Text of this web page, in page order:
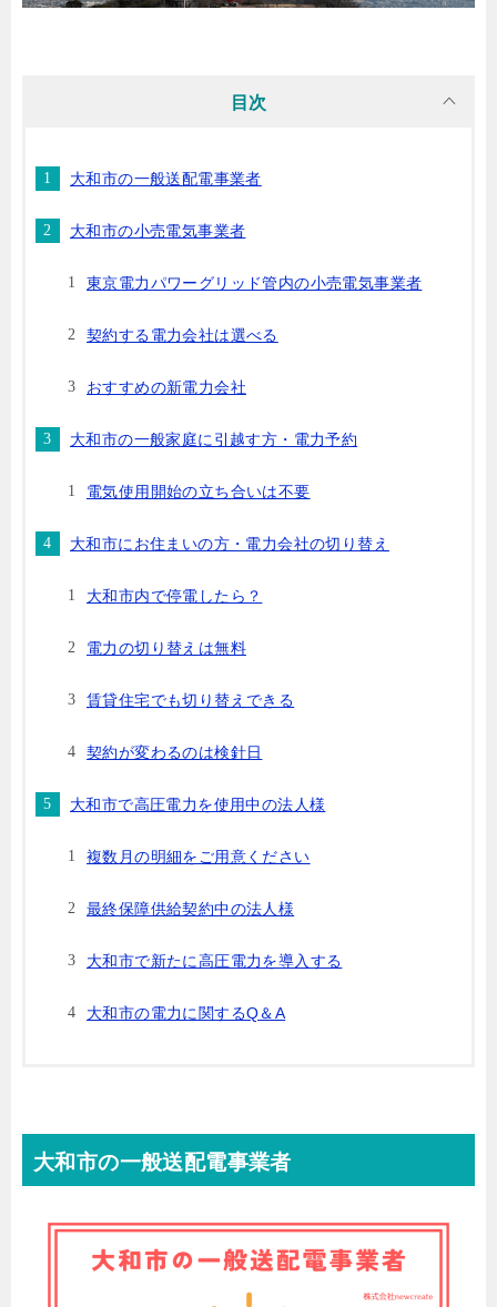
目次
大和市の一般送配電事業者
大和市の小売電気事業者
東京電力パワーグリッド管内の小売電気事業者
契約する電力会社は選べる
おすすめの新電力会社
大和市の一般家庭に引越す方・電力予約
電気使用開始の立ち合いは不要
大和市にお住まいの方・電力会社の切り替え
大和市内で停電したら？
電力の切り替えは無料
賃貸住宅でも切り替えできる
契約が変わるのは検針日
大和市で高圧電力を使用中の法人様
複数月の明細をご用意ください
最終保障供給契約中の法人様
大和市で新たに高圧電力を導入する
大和市の電力に関するQ＆A
大和市の一般送配電事業者